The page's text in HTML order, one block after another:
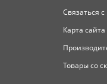
Связаться
Карта сайта
Товары со